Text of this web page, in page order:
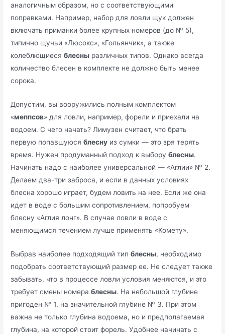
аналогичным образом, но с соответствующими
поправками. Например, набор для ловли щук должен
включать приманки более крупных номеров (до № 5),
типично щучьи «Люсокс», «Гольянчик», а также
колеблющиесяблесны различных типов. Однако всегда
количество блесен в комплекте не должно быть менее
сорока.
Допустим, вы вооружились полным комплектом
«меппсов» для ловли, например, форели и приехали на
водоем. С чего начать? Лимузен считает, что брать
первую попавшуюсяблесну из сумки — это зря терять
время. Нужен продуманный подход к выборублесны.
Начинать надо с наиболее универсальной — «Аглии» № 2.
Делаем два-три заброса, и если в данных условиях
блесна хорошо играет, будем ловить на нее. Если же она
идет в воде с большим сопротивлением, попробуем
блесну «Аглия лонг». В случае ловли в воде с
меняющимся течением лучше применять «Комету».
Выбрав наиболее подходящий типблесны, необходимо
подобрать соответствующий размер ее. Не следует также
забывать, что в процессе ловли условия меняются, и это
требует смены номераблесны. На небольшой глубине
пригоден № 1, на значительной глубине № 3. При этом
важна не только глубина водоема, но и предполагаемая
глубина, на которой стоит форель. Удобнее начинать с